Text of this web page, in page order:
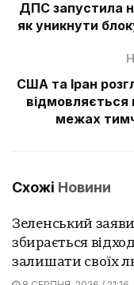
ДПС запустила
як уникнути
США та Іран
відмовляється
межах
Схожі Новини
Зеленський
збирається
залишати своїх